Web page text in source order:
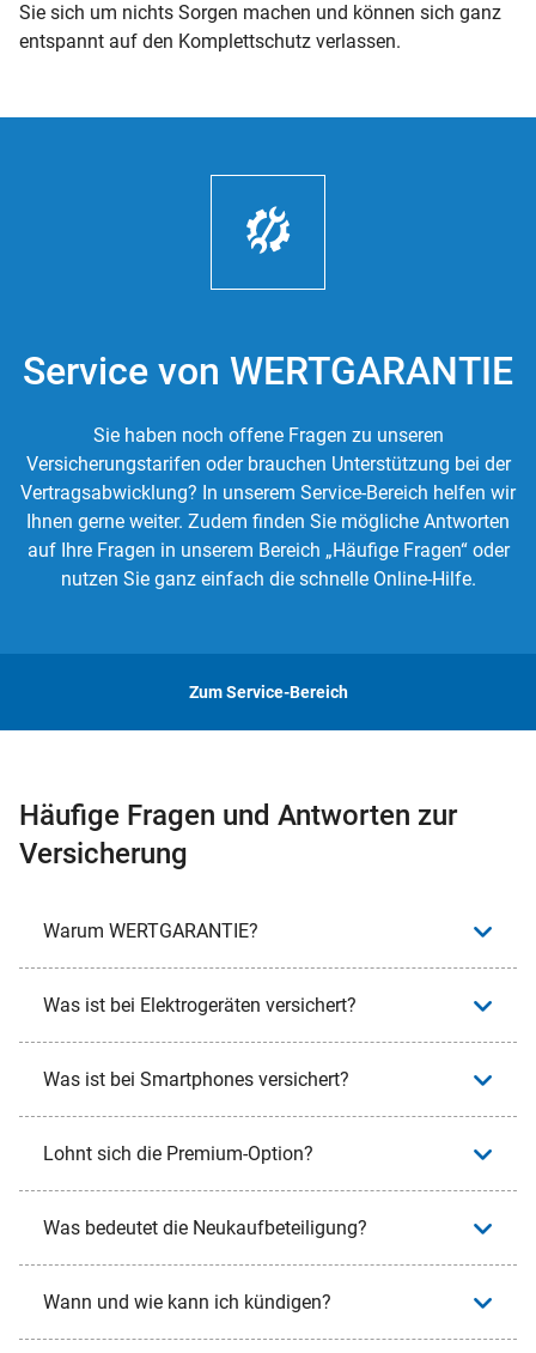
Sie sich um nichts Sorgen machen und können sich ganz
entspannt auf den Komplettschutz verlassen.
Service von WERTGARANTIE
Sie haben noch offene Fragen zu unseren
Versicherungstarifen oder brauchen Unterstützung bei der
Vertragsabwicklung? In unserem Service-Bereich helfen wir
Ihnen gerne weiter. Zudem finden Sie mögliche Antworten
auf Ihre Fragen in unserem Bereich „Häufige Fragen“ oder
nutzen Sie ganz einfach die schnelle Online-Hilfe.
Zum Service-Bereich
Häufige Fragen und Antworten zur
Versicherung
Warum WERTGARANTIE?
Was ist bei Elektrogeräten versichert?
Was ist bei Smartphones versichert?
Lohnt sich die Premium-Option?
Was bedeutet die Neukaufbeteiligung?
Wann und wie kann ich kündigen?